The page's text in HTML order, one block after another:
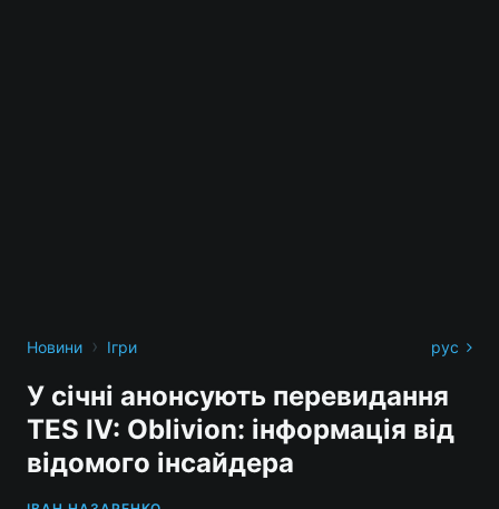
Новини › Ігри рус
У січні анонсують перевидання
TES IV: Oblivion: інформація від
відомого інсайдера